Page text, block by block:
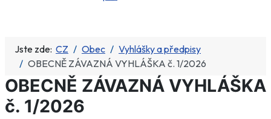
Jste zde: CZ Obec
Vyhlášky a předpisy
OBECNĚ ZÁVAZNÁ VYHLÁŠKA č. 1/2026
OBECNĚ ZÁVAZNÁ VYHLÁŠKA
č. 1/2026